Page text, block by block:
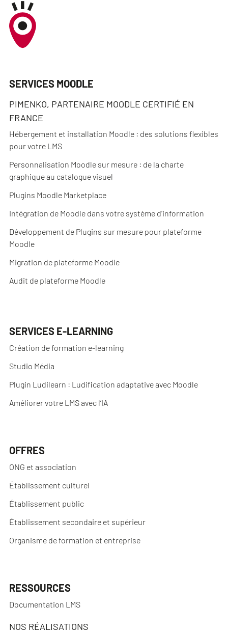
SERVICES MOODLE
PIMENKO, PARTENAIRE MOODLE CERTIFIÉ EN
FRANCE
Hébergement et installation Moodle : des solutions flexibles
pour votre LMS
Personnalisation Moodle sur mesure : de la charte
graphique au catalogue visuel
Plugins Moodle Marketplace
Intégration de Moodle dans votre système d’information
Développement de Plugins sur mesure pour plateforme
Moodle
Migration de plateforme Moodle
Audit de plateforme Moodle
SERVICES E-LEARNING
Création de formation e-learning
Studio Média
Plugin Ludilearn : Ludification adaptative avec Moodle
Améliorer votre LMS avec l’IA
OFFRES
ONG et association
Établissement culturel
Établissement public
Établissement secondaire et supérieur
Organisme de formation et entreprise
RESSOURCES
Documentation LMS
NOS RÉALISATIONS